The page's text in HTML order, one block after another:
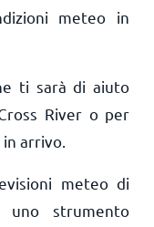
meteo in
ti sarà di aiuto
River o per
arrivo.
meteo di
strumento